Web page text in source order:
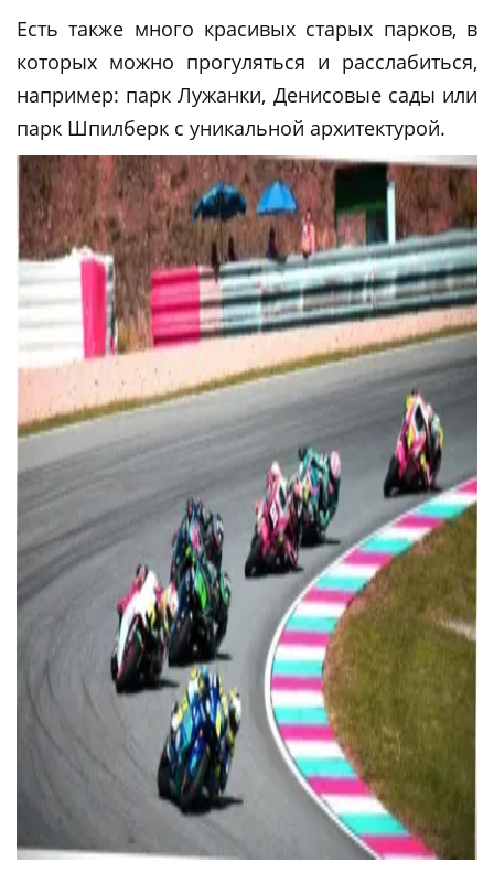
Есть также много красивых старых парков, в
которых можно прогуляться и расслабиться,
например: парк Лужанки, Денисовые сады или
парк Шпилберк с уникальной архитектурой.